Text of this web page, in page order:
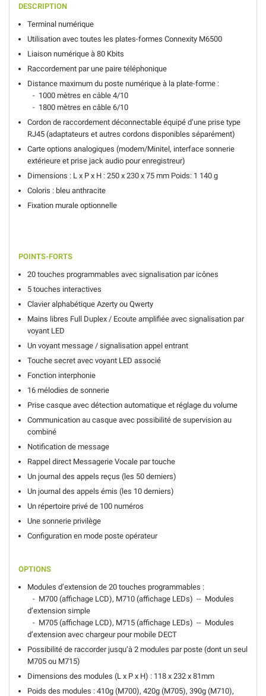
DESCRIPTION
Terminal numérique
Utilisation avec toutes les plates-formes Connexity M6500
Liaison numérique à 80 Kbits
Raccordement par une paire téléphonique
Distance maximum du poste numérique à la plate-forme :
- 1000 mètres en câble 4/10
- 1800 mètres en câble 6/10
Cordon de raccordement déconnectable équipé d’une prise type
RJ45 (adaptateurs et autres cordons disponibles séparément)
Carte options analogiques (modem/Minitel, interface sonnerie
extérieure et prise jack audio pour enregistreur)
Dimensions : L x P x H : 250 x 230 x 75 mm Poids: 1 140 g
Coloris : bleu anthracite
Fixation murale optionnelle
POINTS-FORTS
20 touches programmables avec signalisation par icônes
5 touches interactives
Clavier alphabétique Azerty ou Qwerty
Mains libres Full Duplex / Ecoute amplifiée avec signalisation par
voyant LED
Un voyant message / signalisation appel entrant
Touche secret avec voyant LED associé
Fonction interphonie
16 mélodies de sonnerie
Prise casque avec détection automatique et réglage du volume
Communication au casque avec possibilité de supervision au
combiné
Notification de message
Rappel direct Messagerie Vocale par touche
Un journal des appels reçus (les 50 derniers)
Un journal des appels émis (les 10 derniers)
Un répertoire privé de 100 numéros
Une sonnerie privilège
Configuration en mode poste opérateur
OPTIONS
Modules d’extension de 20 touches programmables :
- M700 (affichage LCD), M710 (affichage LEDs) -- Modules
d’extension simple
- M705 (affichage LCD), M715 (affichage LEDs) -- Modules
d’extension avec chargeur pour mobile DECT
Possibilité de raccorder jusqu’à 2 modules par poste (dont un seul
M705 ou M715)
Dimensions des modules (L x P x H) : 118 x 232 x 81mm
Poids des modules : 410g (M700), 420g (M705), 390g (M710),